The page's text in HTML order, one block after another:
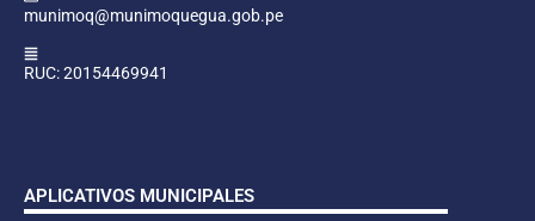
munimoq@munimoquegua.gob.pe
RUC: 20154469941
APLICATIVOS MUNICIPALES